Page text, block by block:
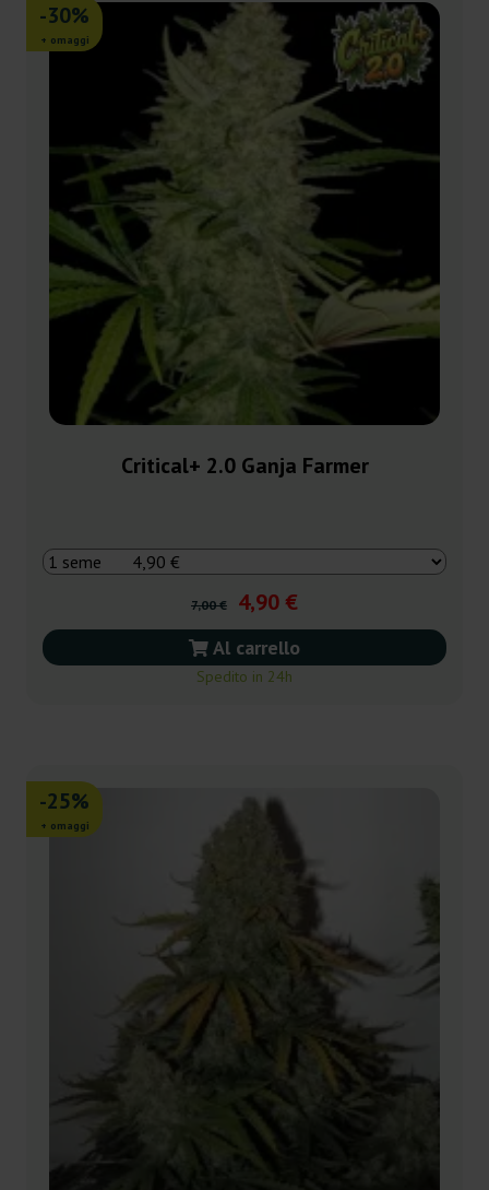
-30%
+ omaggi
Critical+ 2.0 Ganja Farmer
7,00 € 4,90 €
Al carrello
Spedito in 24h
-25%
+ omaggi